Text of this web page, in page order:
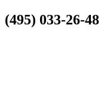
(495) 033-26-48